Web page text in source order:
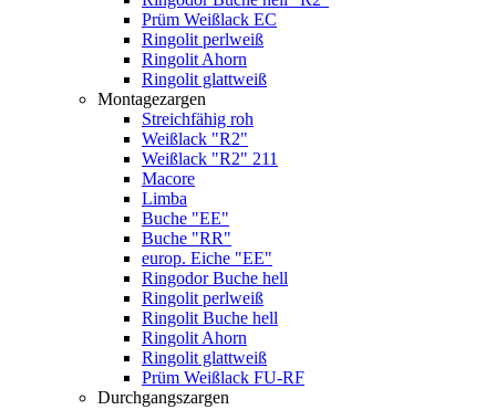
Prüm Weißlack EC
Ringolit perlweiß
Ringolit Ahorn
Ringolit glattweiß
Montagezargen
Streichfähig roh
Weißlack "R2"
Weißlack "R2" 211
Macore
Limba
Buche "EE"
Buche "RR"
europ. Eiche "EE"
Ringodor Buche hell
Ringolit perlweiß
Ringolit Buche hell
Ringolit Ahorn
Ringolit glattweiß
Prüm Weißlack FU-RF
Durchgangszargen